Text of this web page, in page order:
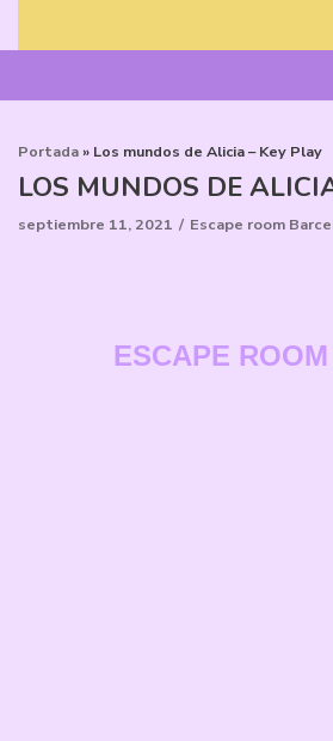
al
Portada » Los mundos de Alicia – Key Play
LOS MUNDOS DE
septiembre 11, 2021 Escape room
ESCAPE ROOM